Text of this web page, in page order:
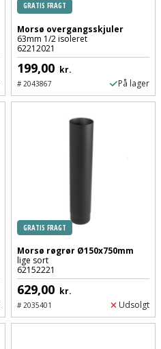
GRATIS FRAGT
Morsø overgangsskjuler
63mm 1/2 isoleret
62212021
199,00 kr.
#2043867 På lager
GRATIS FRAGT
Morsø røgrør Ø150x750mm
lige sort
62152221
629,00 kr.
#2035401 Udsolgt